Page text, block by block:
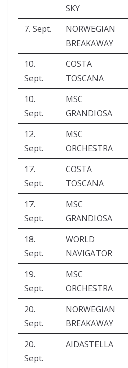
SKY
7. Sept.
NORWEGIAN
BREAKAWAY
10.
Sept.
COSTA
TOSCANA
10.
Sept.
MSC
GRANDIOSA
12.
Sept.
MSC
ORCHESTRA
17.
Sept.
COSTA
TOSCANA
17.
Sept.
MSC
GRANDIOSA
18.
Sept.
WORLD
NAVIGATOR
19.
Sept.
MSC
ORCHESTRA
20.
Sept.
NORWEGIAN
BREAKAWAY
20.
Sept.
AIDASTELLA